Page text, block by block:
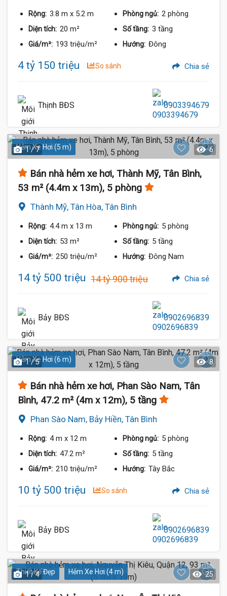
Rộng: 3.8 m x 5.2 m Phòng ngủ: 2 phòng
Diện tích: 20 m² Số tầng: 3 tầng
Giá/m²: 193 triệu/m² Hướng: Đông
4 tỷ 150 triệu So sánh Chia sẻ
Thịnh BĐS 0903394679
Hẻm Xe Hơi (5 m)
1 / 7 6
Bán nhà hẻm xe hơi, Thành Mỹ, Tân Bình,
53 m² (4.4m x 13m), 5 phòng
Thành Mỹ, Tân Hòa, Tân Bình
Rộng: 4.4 m x 13 m Phòng ngủ: 5 phòng
Diện tích: 53 m² Số tầng: 5 tầng
Giá/m²: 250 triệu/m² Hướng: Đông Nam
14 tỷ 500 triệu 14 tỷ 900 triệu Chia sẻ
Bảy BĐS 0902696839
Hẻm Xe Hơi (6 m)
1 / 5 8
Bán nhà hẻm xe hơi, Phan Sào Nam, Tân
Bình, 47.2 m² (4m x 12m), 5 tầng
Phan Sào Nam, Bảy Hiền, Tân Bình
Rộng: 4 m x 12 m Phòng ngủ: 5 phòng
Diện tích: 47.2 m² Số tầng: 5 tầng
Giá/m²: 210 triệu/m² Hướng: Tây Bắc
10 tỷ 500 triệu So sánh Chia sẻ
Bảy BĐS 0902696839
Thiết Kế Đẹp Hẻm Xe Hơi (4 m)
1 / 4 25